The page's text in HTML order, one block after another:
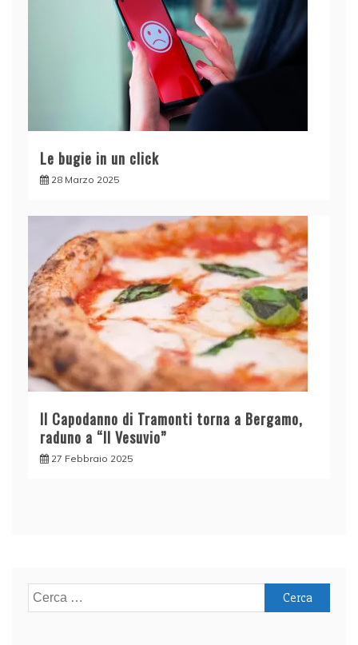
Le bugie in un click
28 Marzo 2025
Il Capodanno di Tramonti torna a Bergamo,
raduno a “Il Vesuvio”
27 Febbraio 2025
Ricerca
per: